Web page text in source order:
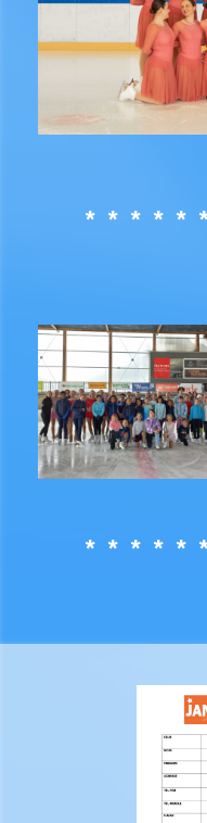
* * * * *
* * * * *